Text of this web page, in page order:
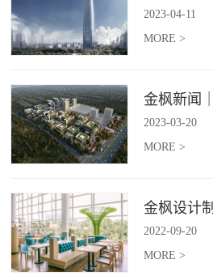
2023-04-11
MORE >
2023-03-20
MORE >
2022-09-20
MORE >